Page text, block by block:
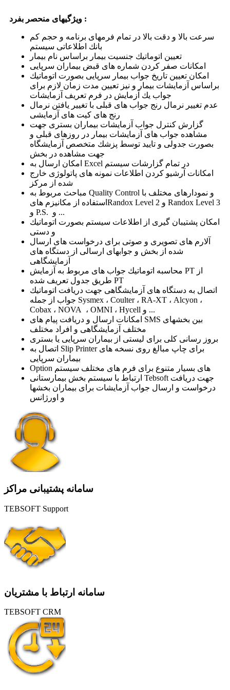
ویژگیهای منحصر بفرد :
سرعت بالا و دقت بالا در تمام فرمهای برنامه و حجم كم
بانك اطلاعاتی سیستم
تعیین اتوماتیك جنسیت بیمار براساس نام بیمار
امكانات صفر كردن شماره های قبض بیماران سرپایی
امكان تعیین تاریخ جواب بیمار سرپایی بصورت اتوماتیك
براساس آزمایشات بیمار و نیز تعیین مدت زمان لازم برای
جواب یك آزمایش در فرم تعریف آزمایشات
عدم تغییر نرمال رنج جواب های قبلی با تغییر یافتن نرمال
رنج های كیت های آزمایشی
گزارش كنترل جواب آزمایشات بیماران بستری جهت
مشاهده جواب های آزمایشات بیمار در روزهای قبلی و
بصورت جدولی و تایید توسط پزشك متخصص آزمایشگاه
جهت مشاهده در بخش
امكان ارسال به Excel در تمام گزارشات سیستم
امكانات آرشیو كردن اطلاعات نمونه های پاتولوژی خارج
شده از مركز
مباحث مربوط به Quality Control و نمودارهای مختلف با
استفاده از مكانیزم هایRandox Level 2 و Randox Level 3
و P.S. و ...
امكان پشتیبان گیری از اطلاعات سیستم بصورت اتوماتیك
و دستی
آلارم های تصویری و صوتی برای درخواست های ارسال
شده از بخش و جوابهای ارسالی از دستگاه های
آزمایشگاهی
محاسبه اتوماتیك جواب های مربوط به آزمایش PT از
طریق جدول تعریف شده PT
اتصال به دستگاه های آزمایشگاهی جهت دریافت اتوماتیك
جواب از جمله Sysmex ، Coulter ، RA-XT ، Alcyon ،
Cobax ، NOVA ، OMNI ، Hycell و ...
امكانات ارسال و دریافت پیام های SMS بین بخشهای
مختلف آزمایشگاهی و افراد مختلف
بروز رسانی كلی برای لیستی از بیماران سرپایی یا بستری
اتصال به Slip Printer برای چاپ مبالغ روی نسخه های
بیماران سرپایی
Option های بسیار متنوع برای فرم های مختلف سیستم
ارتباط با سیستم بخش بیمارستانی Tebsoft جهت دریافت
درخواست و ارسال جواب آزمایشات برای بیماران بخشها
و اورژانس
سامانه پشتیبانی مراکز
TEBSOFT Support
سامانه ارتباط با مشتریان
TEBSOFT CRM